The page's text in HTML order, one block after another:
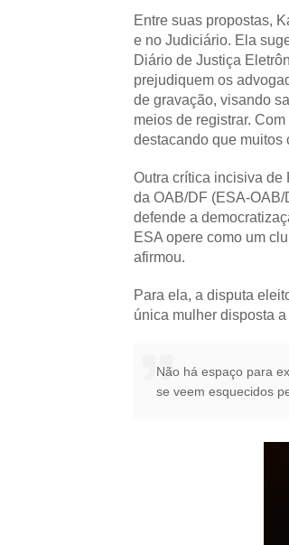
Entre suas propostas,
e no Judiciário. Ela
Diário de Justiça
prejudiquem os
de gravação, visando
meios de registrar.
destacando que muitos
Outra crítica incisiva de
da OAB/DF (ESA-OAB/
defende a
ESA opere como um
afirmou.
Para ela, a disputa
única mulher disposta
Não há espaço para
se veem esquecidos